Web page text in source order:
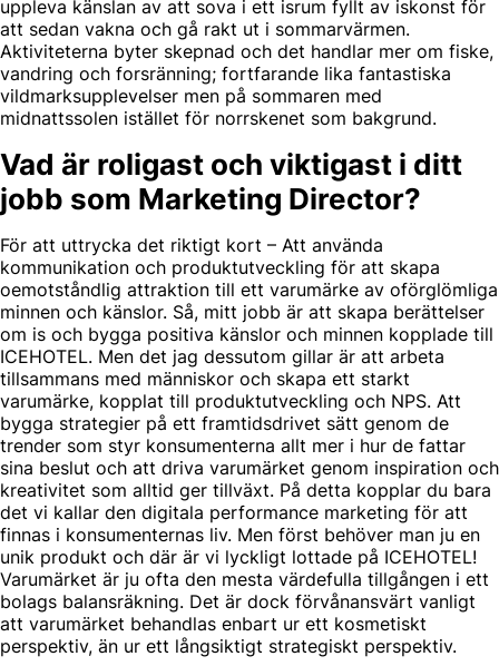
uppleva känslan av att sova i ett isrum fyllt av iskonst för
att sedan vakna och gå rakt ut i sommarvärmen.
Aktiviteterna byter skepnad och det handlar mer om fiske,
vandring och forsränning; fortfarande lika fantastiska
vildmarksupplevelser men på sommaren med
midnattssolen istället för norrskenet som bakgrund.
Vad är roligast och viktigast i ditt
jobb som Marketing Director?
För att uttrycka det riktigt kort – Att använda
kommunikation och produktutveckling för att skapa
oemotståndlig attraktion till ett varumärke av oförglömliga
minnen och känslor. Så, mitt jobb är att skapa berättelser
om is och bygga positiva känslor och minnen kopplade till
ICEHOTEL. Men det jag dessutom gillar är att arbeta
tillsammans med människor och skapa ett starkt
varumärke, kopplat till produktutveckling och NPS. Att
bygga strategier på ett framtidsdrivet sätt genom de
trender som styr konsumenterna allt mer i hur de fattar
sina beslut och att driva varumärket genom inspiration och
kreativitet som alltid ger tillväxt. På detta kopplar du bara
det vi kallar den digitala performance marketing för att
finnas i konsumenternas liv. Men först behöver man ju en
unik produkt och där är vi lyckligt lottade på ICEHOTEL!
Varumärket är ju ofta den mesta värdefulla tillgången i ett
bolags balansräkning. Det är dock förvånansvärt vanligt
att varumärket behandlas enbart ur ett kosmetiskt
perspektiv, än ur ett långsiktigt strategiskt perspektiv.